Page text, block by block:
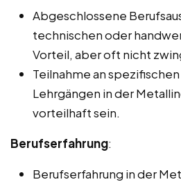
Abgeschlossene
technischen oder
Vorteil, aber oft nicht
Teilnahme an
Lehrgängen in der
vorteilhaft sein.
Berufserfahrung:
Berufserfahrung in der